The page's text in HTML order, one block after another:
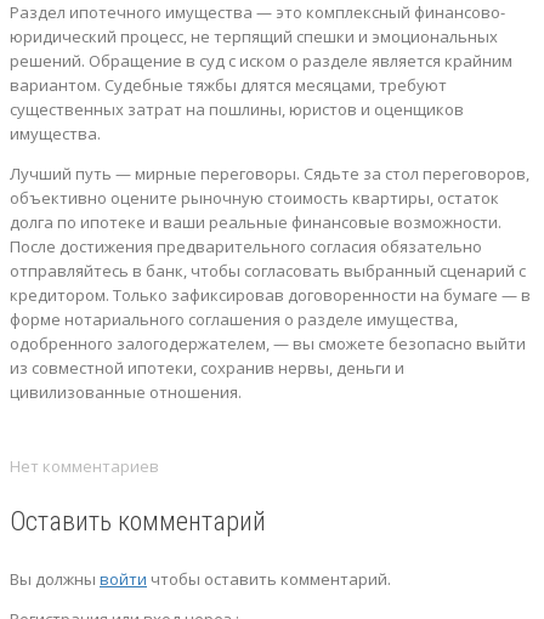
Раздел ипотечного имущества — это комплексный финансово-
юридический процесс, не терпящий спешки и эмоциональных
решений. Обращение в суд с иском о разделе является крайним
вариантом. Судебные тяжбы длятся месяцами, требуют
существенных затрат на пошлины, юристов и оценщиков
имущества.
Лучший путь — мирные переговоры. Сядьте за стол переговоров,
объективно оцените рыночную стоимость квартиры, остаток
долга по ипотеке и ваши реальные финансовые возможности.
После достижения предварительного согласия обязательно
отправляйтесь в банк, чтобы согласовать выбранный сценарий с
кредитором. Только зафиксировав договоренности на бумаге — в
форме нотариального соглашения о разделе имущества,
одобренного залогодержателем, — вы сможете безопасно выйти
из совместной ипотеки, сохранив нервы, деньги и
цивилизованные отношения.
Нет комментариев
Оставить комментарий
Вы должны войти чтобы оставить комментарий.